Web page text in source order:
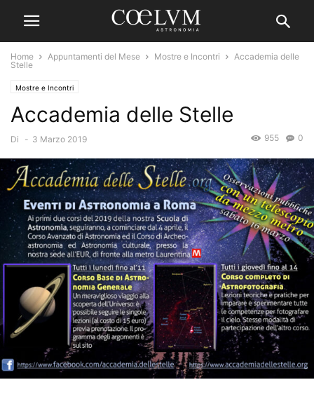
Home Appuntamenti del Mese Mostre e Incontri
Accademia delle
Stelle
Mostre e Incontri
Accademia delle Stelle
Di - 3 Marzo 2019 0
955